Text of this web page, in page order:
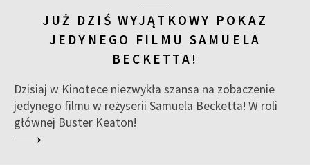
JUŻ DZIŚ WYJĄTKOWY POKAZ
JEDYNEGO FILMU SAMUELA
BECKETTA!
Dzisiaj w Kinotece niezwykła szansa na zobaczenie
jedynego filmu w reżyserii Samuela Becketta! W roli
głównej Buster Keaton!